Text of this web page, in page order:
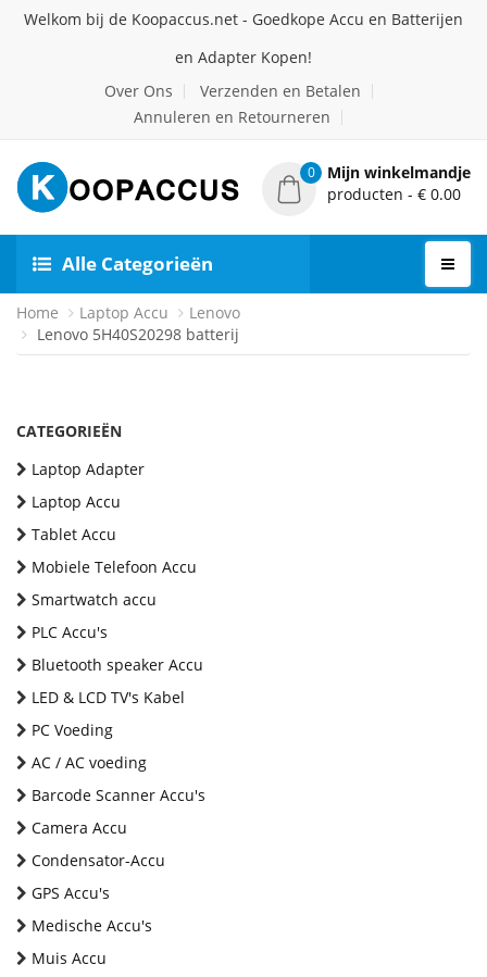
Welkom bij de Koopaccus.net - Goedkope Accu en Batterijen
en Adapter Kopen!
Over Ons
Verzenden en Betalen
Annuleren en Retourneren
0
Mijn winkelmandje
producten - € 0.00
Alle Categorieën
Home Laptop Accu
Lenovo
Lenovo 5H40S20298 batterij
CATEGORIEËN
Laptop Adapter
Laptop Accu
Tablet Accu
Mobiele Telefoon Accu
Smartwatch accu
PLC Accu's
Bluetooth speaker Accu
LED & LCD TV's Kabel
PC Voeding
AC / AC voeding
Barcode Scanner Accu's
Camera Accu
Condensator-Accu
GPS Accu's
Medische Accu's
Muis Accu